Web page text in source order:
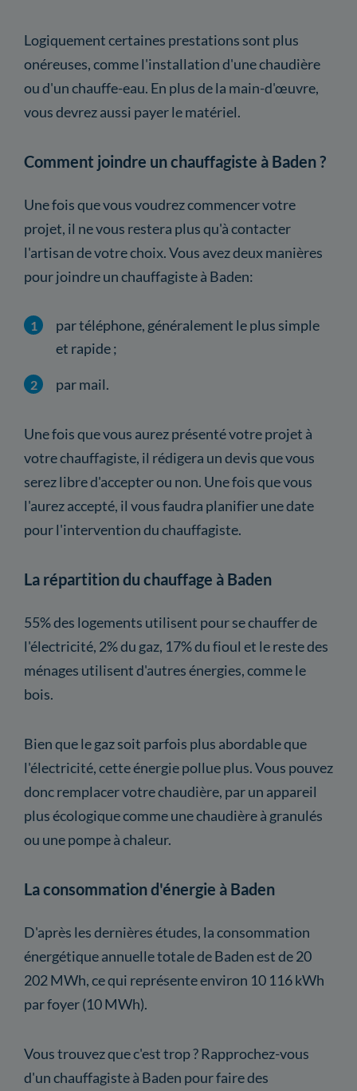
Logiquement certaines prestations sont plus
onéreuses, comme l'installation d'une chaudière
ou d'un chauffe-eau. En plus de la main-d'œuvre,
vous devrez aussi payer le matériel.
Comment joindre un chauffagiste à Baden ?
Une fois que vous voudrez commencer votre
projet, il ne vous restera plus qu'à contacter
l'artisan de votre choix. Vous avez deux manières
pour joindre un chauffagiste à Baden:
par téléphone, généralement le plus simple
et rapide ;
par mail.
Une fois que vous aurez présenté votre projet à
votre chauffagiste, il rédigera un devis que vous
serez libre d'accepter ou non. Une fois que vous
l'aurez accepté, il vous faudra planifier une date
pour l'intervention du chauffagiste.
La répartition du chauffage à Baden
55% des logements utilisent pour se chauffer de
l'électricité, 2% du gaz, 17% du fioul et le reste des
ménages utilisent d'autres énergies, comme le
bois.
Bien que le gaz soit parfois plus abordable que
l'électricité, cette énergie pollue plus. Vous pouvez
donc remplacer votre chaudière, par un appareil
plus écologique comme une chaudière à granulés
ou une pompe à chaleur.
La consommation d'énergie à Baden
D'après les dernières études, la consommation
énergétique annuelle totale de Baden est de 20
202 MWh, ce qui représente environ 10 116 kWh
par foyer (10 MWh).
Vous trouvez que c'est trop ? Rapprochez-vous
d'un chauffagiste à Baden pour faire des